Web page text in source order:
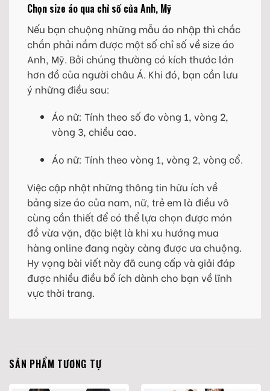
Chọn size áo qua chỉ số của Anh, Mỹ
Nếu bạn chuộng những mẫu áo nhập thì chắc
chắn phải nắm được một số chỉ số về size áo
Anh, Mỹ. Bởi chúng thường có kích thước lớn
hơn đồ của người châu Á. Khi đó, bạn cần lưu
ý những điều sau:
Áo nữ: Tính theo số đo vòng 1, vòng 2,
vòng 3, chiều cao.
Áo nữ: Tính theo vòng 1, vòng 2, vòng cổ.
Việc cập nhật những thông tin hữu ích về
bảng size áo của nam, nữ, trẻ em là điều vô
cùng cần thiết để có thể lựa chọn được món
đồ vừa vặn, đặc biệt là khi xu hướng mua
hàng online đang ngày càng được ưa chuộng.
Hy vọng bài viết này đã cung cấp và giải đáp
được nhiều điều bổ ích dành cho bạn về lĩnh
vực thời trang.
SẢN PHẨM TƯƠNG TỰ